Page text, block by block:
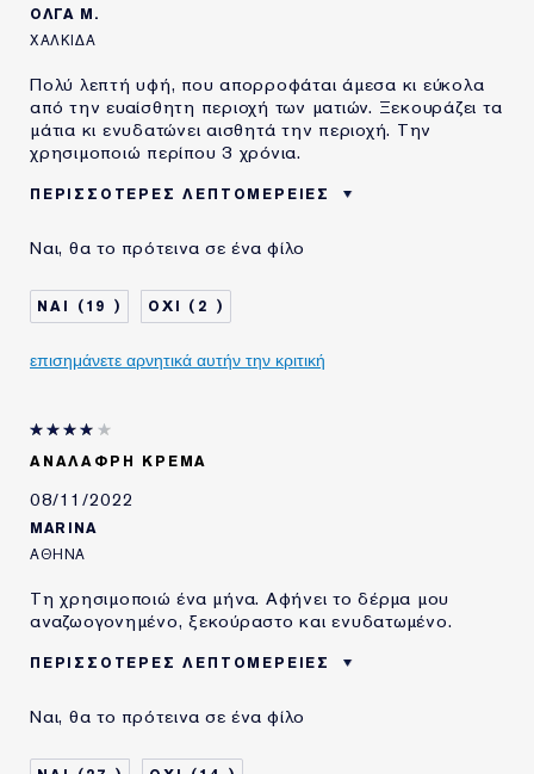
ΟΛΓΑ Μ.
ΧΑΛΚΊΔΑ
Πολύ λεπτή υφή, που απορροφάται άμεσα κι εύκολα
από την ευαίσθητη περιοχή των ματιών. Ξεκουράζει τα
μάτια κι ενυδατώνει αισθητά την περιοχή. Την
χρησιμοποιώ περίπου 3 χρόνια.
ΠΕΡΙΣΣΌΤΕΡΕΣ ΛΕΠΤΟΜΈΡΕΙΕΣ
ΑΝΑΔΕΙΚΝΥΟΥΝ ΤΟ
ΗΛΙΚΙΑ
ΤΥΠΟΣ ΔΕΡΜΑΤΟΣ
ΑΝΑΓΚΗ ΕΠΙΔΕΡΜΙΔΑΣ
ΑΝΤΙΓΗΡΑΝΣΗ
LAUDER ΓΙΑ
Ναι, θα το πρότεινα σε ένα φίλο
19 2
επισημάνετε αρνητικά αυτήν την κριτική
ΑΝΆΛΑΦΡΗ ΚΡΈΜΑ
08/11/2022
MARINA
ΑΘΉΝΑ
Τη χρησιμοποιώ ένα μήνα. Αφήνει το δέρμα μου
αναζωογονημένο, ξεκούραστο και ενυδατωμένο.
ΠΕΡΙΣΣΌΤΕΡΕΣ ΛΕΠΤΟΜΈΡΕΙΕΣ
ΤΥΠΟΣ ΔΕΡΜΑΤΟΣ
ΚΑΝΟΝΙΚΟ/ΜΕΙΚΤΟ
ΑΝΑΓΚΗ ΕΠΙΔΕΡΜΙΔΑΣ
Ναι, θα το πρότεινα σε ένα φίλο